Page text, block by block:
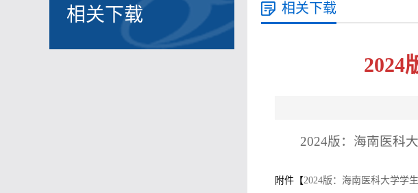
相关下载 相关下载
2024
2024版：海南医科
附件【2024版：海南医科大学学